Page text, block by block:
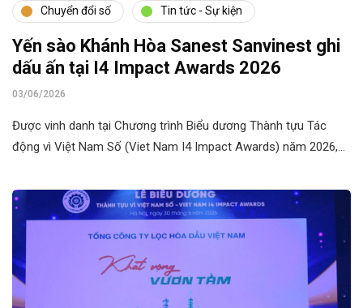
Chuyển đổi số Tin tức - Sự kiện
Yến sào Khánh Hòa Sanest Sanvinest ghi
dấu ấn tại I4 Impact Awards 2026
03/06/2026
Được vinh danh tại Chương trình Biểu dương Thành tựu Tác
động vì Việt Nam Số (Viet Nam I4 Impact Awards) năm 2026,…